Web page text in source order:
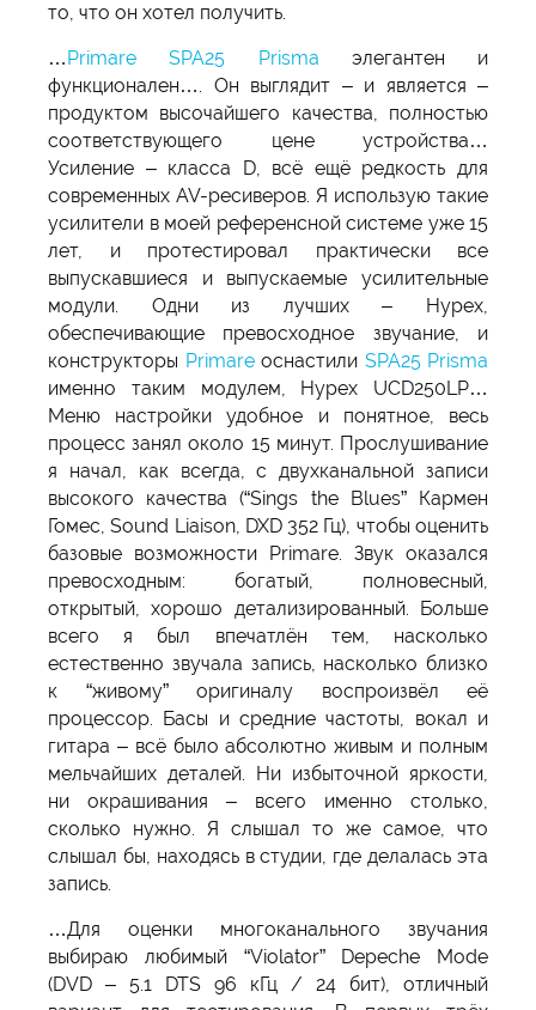
то, что он хотел получить.
…Primare SPA25 Prisma элегантен и
функционален…. Он выглядит – и является –
продуктом высочайшего качества, полностью
соответствующего цене устройства…
Усиление – класса D, всё ещё редкость для
современных AV-ресиверов. Я использую такие
усилители в моей референсной системе уже 15
лет, и протестировал практически все
выпускавшиеся и выпускаемые усилительные
модули. Одни из лучших – Hypex,
обеспечивающие превосходное звучание, и
конструкторы Primareоснастили SPA25 Prisma
именно таким модулем, Hypex UCD250LP…
Меню настройки удобное и понятное, весь
процесс занял около 15 минут. Прослушивание
я начал, как всегда, с двухканальной записи
высокого качества (“Sings the Blues” Кармен
Гомес, Sound Liaison, DXD 352 Гц), чтобы оценить
базовые возможности Primare. Звук оказался
превосходным: богатый, полновесный,
открытый, хорошо детализированный. Больше
всего я был впечатлён тем, насколько
естественно звучала запись, насколько близко
к “живому” оригиналу воспроизвёл её
процессор. Басы и средние частоты, вокал и
гитара – всё было абсолютно живым и полным
мельчайших деталей. Ни избыточной яркости,
ни окрашивания – всего именно столько,
сколько нужно. Я слышал то же самое, что
слышал бы, находясь в студии, где делалась эта
запись.
…Для оценки многоканального звучания
выбираю любимый “Violator” Depeche Mode
(DVD – 5.1 DTS 96 кГц / 24 бит), отличный